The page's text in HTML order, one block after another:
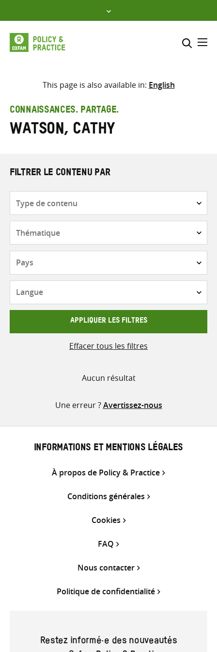
to
content
Sélectionner l’emplacement
Saisir
les
termes
This page is also available in: English
CONNAISSANCES. PARTAGE.
Watson, Cathy
FILTRER LE CONTENU PAR
contenu
APPLIQUER LES FILTRES
Effacer tous les filtres
Aucun résultat
Une erreur ?Avertissez-nous
INFORMATIONS ET MENTIONS LÉGALES
À propos de Policy & Practice
Conditions générales
Cookies
FAQ
Nous contacter
Politique de confidentialité
Restez informé·e des nouveautés